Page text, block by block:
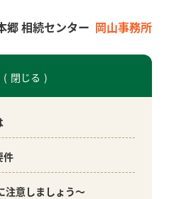
岡山事務所
閉じる
件
注意しましょう～